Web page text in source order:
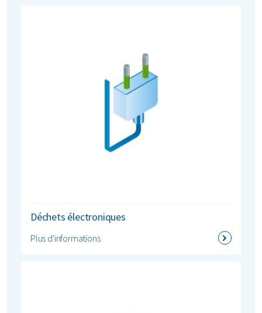
Déchets électroniques
Plus d'informations